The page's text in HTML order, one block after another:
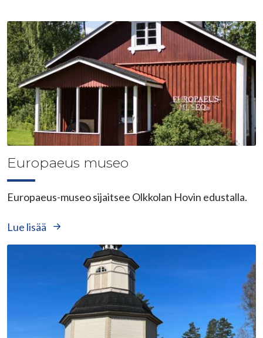
Europaeus museo
Europaeus-museo sijaitsee Olkkolan Hovin edustalla.
Lue lisää